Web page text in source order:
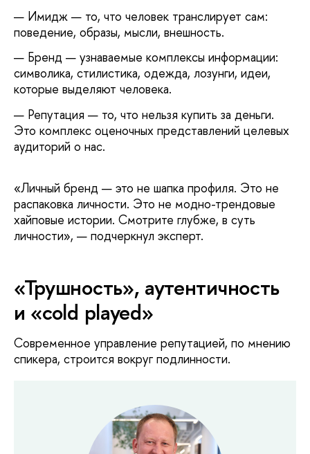
Имидж — то, что человек транслирует сам:
поведение, образы, мысли, внешность.
Бренд — узнаваемые комплексы информации:
символика, стилистика, одежда, лозунги, идеи,
которые выделяют человека.
Репутация — то, что нельзя купить за деньги.
Это комплекс оценочных представлений целевых
аудиторий о нас.
«Личный бренд — это не шапка профиля. Это не
распаковка личности. Это не модно-трендовые
хайповые истории. Смотрите глубже, в суть
личности», — подчеркнул эксперт.
«Трушность», аутентичность
и «cold played»
Современное управление репутацией, по мнению
спикера, строится вокруг подлинности.